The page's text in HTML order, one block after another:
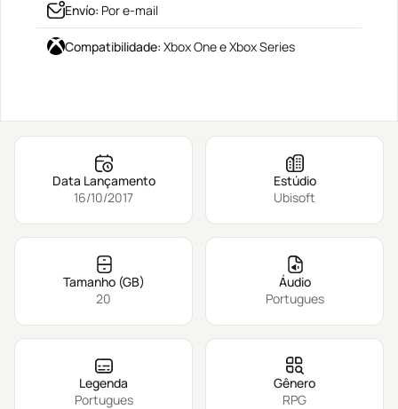
Envío: Por e-mail
Compatibilidade: Xbox One e Xbox Series
Data Lançamento
16/10/2017
Estúdio
Ubisoft
Tamanho (GB)
20
Áudio
Portugues
Legenda
Portugues
Gênero
RPG